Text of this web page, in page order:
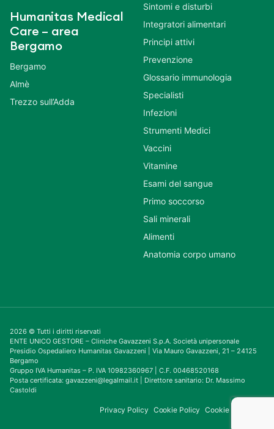
Humanitas Medical
Care – area
Bergamo
Bergamo
Almè
Trezzo sull’Adda
Sintomi e disturbi
Integratori alimentari
Principi attivi
Prevenzione
Glossario immunologia
Specialisti
Infezioni
Strumenti Medici
Vaccini
Vitamine
Esami del sangue
Primo soccorso
Sali minerali
Alimenti
Anatomia corpo umano
2026 © Tutti i diritti riservati
ENTE UNICO GESTORE – Cliniche Gavazzeni S.p.A. Società unipersonale
Presidio Ospedaliero Humanitas Gavazzeni | Via Mauro Gavazzeni, 21 – 24125
Bergamo
Gruppo IVA Humanitas – P. IVA 10982360967 | C.F. 00468520168
Posta certificata: gavazzeni@legalmail.it | Direttore sanitario: Dr. Massimo
Castoldi
Privacy Policy Cookie Policy Cookie Consent